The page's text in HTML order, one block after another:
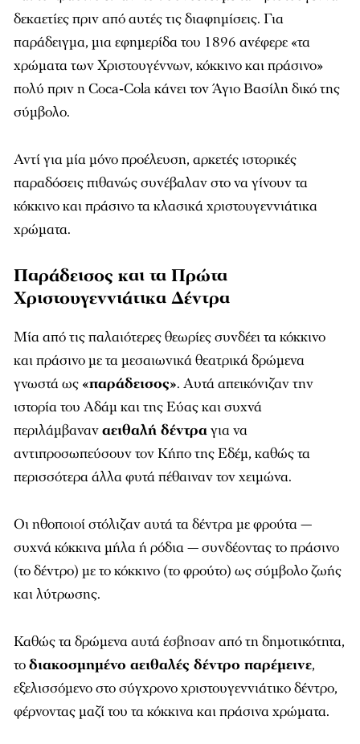
δεκαετίες πριν από αυτές τις διαφημίσεις. Για
παράδειγμα, μια εφημερίδα του 1896 ανέφερε «τα
χρώματα των Χριστουγέννων, κόκκινο και πράσινο»
πολύ πριν η Coca‑Cola κάνει τον Άγιο Βασίλη δικό της
σύμβολο.
Αντί για μία μόνο προέλευση, αρκετές ιστορικές
παραδόσεις πιθανώς συνέβαλαν στο να γίνουν τα
κόκκινο και πράσινο τα κλασικά χριστουγεννιάτικα
χρώματα.
Παράδεισος και τα Πρώτα
Χριστουγεννιάτικα Δέντρα
Μία από τις παλαιότερες θεωρίες συνδέει τα κόκκινο
και πράσινο με τα μεσαιωνικά θεατρικά δρώμενα
γνωστά ως «παράδεισος». Αυτά απεικόνιζαν την
ιστορία του Αδάμ και της Εύας και συχνά
περιλάμβαναναειθαλή δέντραγια να
αντιπροσωπεύσουν τον Κήπο της Εδέμ, καθώς τα
περισσότερα άλλα φυτά πέθαιναν τον χειμώνα.
Οι ηθοποιοί στόλιζαν αυτά τα δέντρα με φρούτα —
συχνά κόκκινα μήλα ή ρόδια — συνδέοντας το πράσινο
(το δέντρο) με το κόκκινο (το φρούτο) ως σύμβολο ζωής
και λύτρωσης.
Καθώς τα δρώμενα αυτά έσβησαν από τη δημοτικότητα,
τοδιακοσμημένο αειθαλές δέντρο παρέμεινε,
εξελισσόμενο στο σύγχρονο χριστουγεννιάτικο δέντρο,
φέρνοντας μαζί του τα κόκκινα και πράσινα χρώματα.